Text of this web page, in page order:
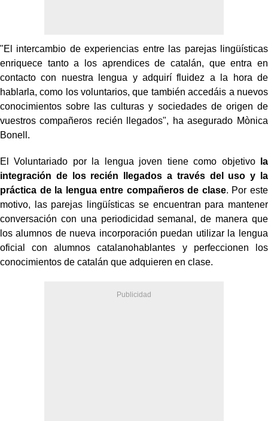
"El intercambio de experiencias entre las parejas lingüísticas
enriquece tanto a los aprendices de catalán, que entra en
contacto con nuestra lengua y adquirí fluidez a la hora de
hablarla, como los voluntarios, que también accedáis a nuevos
conocimientos sobre las culturas y sociedades de origen de
vuestros compañeros recién llegados", ha asegurado Mònica
Bonell.
El Voluntariado por la lengua joven tiene como objetivola
integración de los recién llegados a través del uso y la
práctica de la lengua entre compañeros de clase. Por este
motivo, las parejas lingüísticas se encuentran para mantener
conversación con una periodicidad semanal, de manera que
los alumnos de nueva incorporación puedan utilizar la lengua
oficial con alumnos catalanohablantes y perfeccionen los
conocimientos de catalán que adquieren en clase.